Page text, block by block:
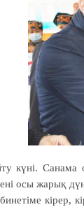
күні. Санама
осы жарық
кірер,